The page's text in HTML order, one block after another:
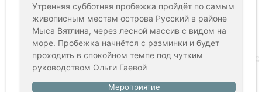
Утренняя субботняя пробежка пройдёт по самым
живописным местам острова Русский в районе
Мыса Вятлина, через лесной массив с видом на
море. Пробежка начнётся с разминки и будет
проходить в спокойном темпе под чутким
руководством Ольги Гаевой
Мероприятие